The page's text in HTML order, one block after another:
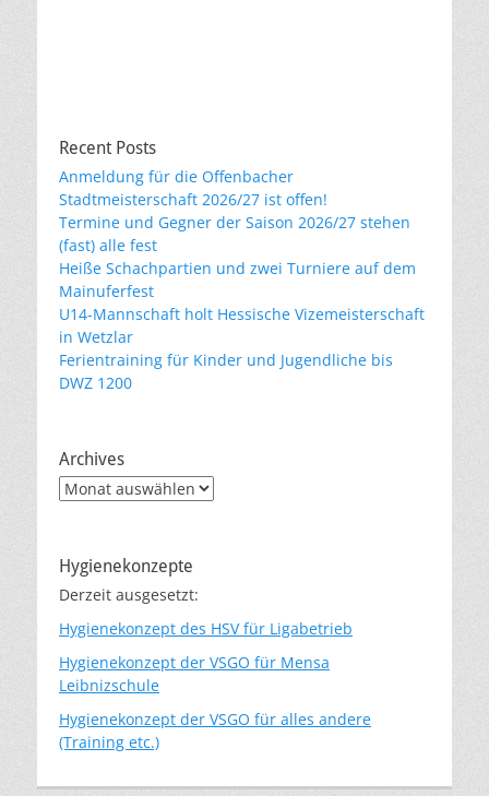
Recent Posts
Anmeldung für die Offenbacher
Stadtmeisterschaft 2026/27 ist offen!
Termine und Gegner der Saison 2026/27 stehen
(fast) alle fest
Heiße Schachpartien und zwei Turniere auf dem
Mainuferfest
U14-Mannschaft holt Hessische Vizemeisterschaft
in Wetzlar
Ferientraining für Kinder und Jugendliche bis
DWZ 1200
Archives
Archives
Hygienekonzepte
Derzeit ausgesetzt:
Hygienekonzept des HSV für Ligabetrieb
Hygienekonzept der VSGO für Mensa
Leibnizschule
Hygienekonzept der VSGO für alles andere
(Training etc.)